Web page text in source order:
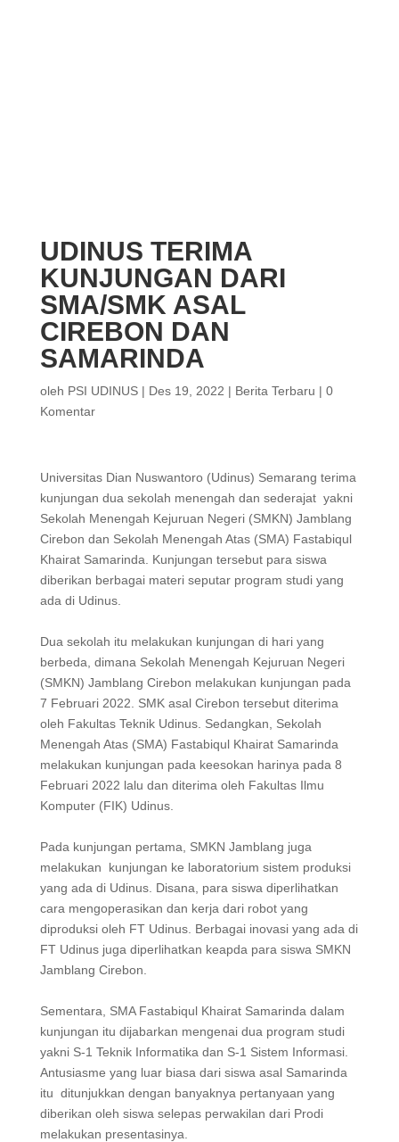
UDINUS TERIMA
KUNJUNGAN DARI
SMA/SMK ASAL
CIREBON DAN
SAMARINDA
oleh PSI UDINUS| Des 19, 2022 | Berita Terbaru | 0
Komentar
Universitas Dian Nuswantoro (Udinus) Semarang terima
kunjungan dua sekolah menengah dan sederajat yakni
Sekolah Menengah Kejuruan Negeri (SMKN) Jamblang
Cirebon dan Sekolah Menengah Atas (SMA) Fastabiqul
Khairat Samarinda. Kunjungan tersebut para siswa
diberikan berbagai materi seputar program studi yang
ada di Udinus.
Dua sekolah itu melakukan kunjungan di hari yang
berbeda, dimana Sekolah Menengah Kejuruan Negeri
(SMKN) Jamblang Cirebon melakukan kunjungan pada
7 Februari 2022. SMK asal Cirebon tersebut diterima
oleh Fakultas Teknik Udinus. Sedangkan, Sekolah
Menengah Atas (SMA) Fastabiqul Khairat Samarinda
melakukan kunjungan pada keesokan harinya pada 8
Februari 2022 lalu dan diterima oleh Fakultas Ilmu
Komputer (FIK) Udinus.
Pada kunjungan pertama, SMKN Jamblang juga
melakukan kunjungan ke laboratorium sistem produksi
yang ada di Udinus. Disana, para siswa diperlihatkan
cara mengoperasikan dan kerja dari robot yang
diproduksi oleh FT Udinus. Berbagai inovasi yang ada di
FT Udinus juga diperlihatkan keapda para siswa SMKN
Jamblang Cirebon.
Sementara, SMA Fastabiqul Khairat Samarinda dalam
kunjungan itu dijabarkan mengenai dua program studi
yakni S-1 Teknik Informatika dan S-1 Sistem Informasi.
Antusiasme yang luar biasa dari siswa asal Samarinda
itu ditunjukkan dengan banyaknya pertanyaan yang
diberikan oleh siswa selepas perwakilan dari Prodi
melakukan presentasinya.